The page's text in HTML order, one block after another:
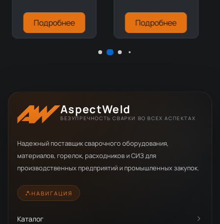
Подробнее Подробнее
AspectWeld
БЕЗУПРЕЧНОСТЬ СВАРКИ ВО ВСЕХ АСПЕКТАХ
Надежный поставщик сварочного оборудования,
материалов, горелок, расходников и СИЗ для
производственных предприятий и промышленных закупок.
НАВИГАЦИЯ
Каталог